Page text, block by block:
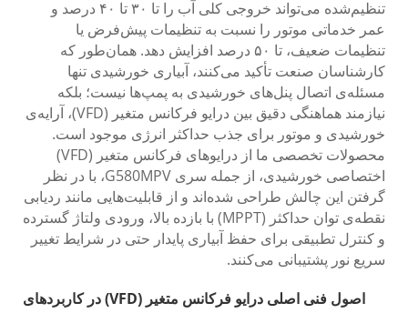
تنظیم‌شده می‌تواند خروجی کلی آب را تا ۳۰ تا ۴۰ درصد و
عمر خدماتی موتور را نسبت به تنظیمات پیش‌فرض یا
تنظیمات ضعیف، تا ۵۰ درصد افزایش دهد. همان‌طور که
کارشناسان صنعت تأکید می‌کنند، آبیاری خورشیدی تنها
مسئله‌ی اتصال پنل‌های خورشیدی به پمپ‌ها نیست؛ بلکه
نیازمند هماهنگی دقیق بین درایو فرکانس متغیر (VFD)، آرایه‌ی
خورشیدی و موتور برای جذب حداکثر انرژی موجود است.
محصولات تخصصی ما از درایوهای فرکانس متغیر (VFD)
اختصاصی خورشیدی، از جمله سری G580MPV، با در نظر
گرفتن این چالش طراحی شده‌اند و از قابلیت‌هایی مانند ردیابی
نقطه‌ی توان حداکثر (MPPT) با بازده بالا، ورودی ولتاژ گسترده
و کنترل تطبیقی برای حفظ آبیاری پایدار حتی در شرایط تغییر
سریع نور پشتیبانی می‌کنند.
اصول فنی اصلی درایو فرکانس متغیر (VFD) در کاربردهای